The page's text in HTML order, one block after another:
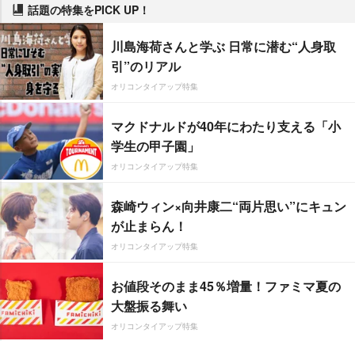
話題の特集をPICK UP！
川島海荷さんと学ぶ 日常に潜む“人身取
引”のリアル
オリコンタイアップ特集
マクドナルドが40年にわたり支える「小
学生の甲子園」
オリコンタイアップ特集
森崎ウィン×向井康二“両片思い”にキュン
が止まらん！
オリコンタイアップ特集
お値段そのまま45％増量！ファミマ夏の
大盤振る舞い
オリコンタイアップ特集